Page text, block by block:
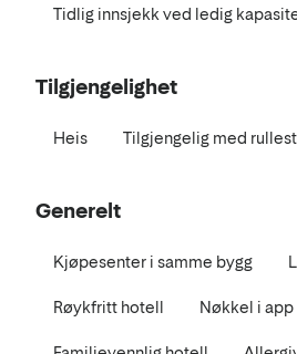
Tidlig innsjekk ved ledig
Tilgjengelighet
Heis Tilgjengelig med
Generelt
Kjøpesenter i samme bygg
Røykfritt hotell Nøkkel i app